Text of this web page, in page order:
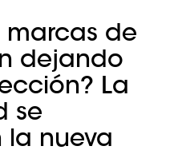
marcas de
dejando
La
se
la nueva